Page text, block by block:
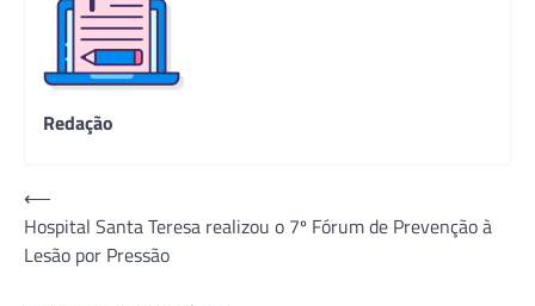
Redação
Navegação
de
Post
⟵
Hospital Santa Teresa realizou o 7º Fórum de Prevenção à
Lesão por Pressão